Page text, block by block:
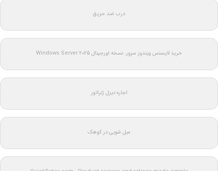
درب ضد حریق
خرید لایسنس ویندوز سرور: نسخه اورجینال Windows Server 2025
اجاره دیزل ژنراتور
مبل شویی در کوهک